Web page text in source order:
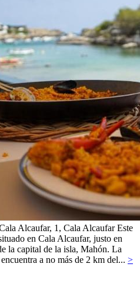
Alcaufar, 1, Cala AlcaufarEste
en Cala Alcaufar, justo en
la capital de la isla, Mahón. La
a no más de 2 km del... >